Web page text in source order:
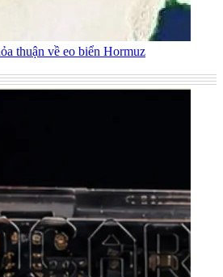
thuận về eo biển Hormuz